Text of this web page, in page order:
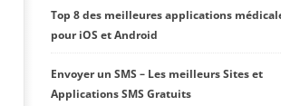
Top 8 des meilleures applications
pour iOS et Android
Envoyer un SMS – Les meilleurs Sites et
Applications SMS Gratuits